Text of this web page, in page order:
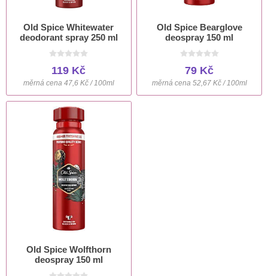
Old Spice Whitewater
deodorant spray 250 ml
119 Kč
měrná cena 47,6 Kč / 100ml
Old Spice Bearglove
deospray 150 ml
79 Kč
měrná cena 52,67 Kč / 100ml
Old Spice Wolfthorn
deospray 150 ml